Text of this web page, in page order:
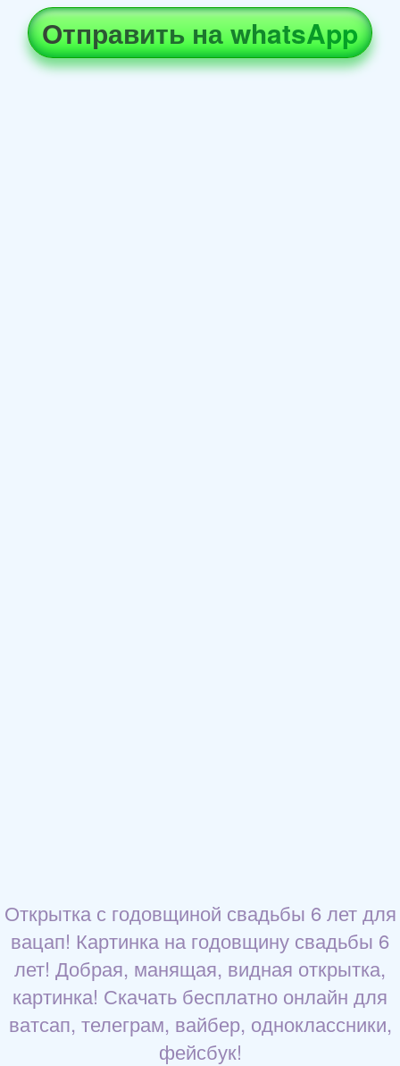
Отправить на whatsApp
Открытка с годовщиной свадьбы 6 лет для
вацап! Картинка на годовщину свадьбы 6
лет! Добрая, манящая, видная открытка,
картинка! Скачать бесплатно онлайн для
ватсап, телеграм, вайбер, одноклассники,
фейсбук!